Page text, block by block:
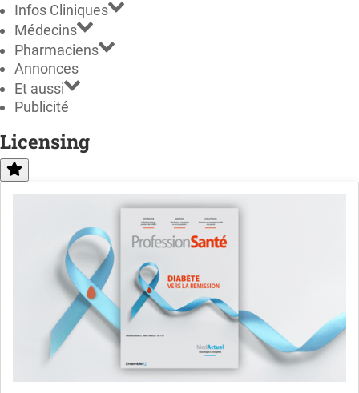
Infos Cliniques
Médecins
Pharmaciens
Annonces
Et aussi
Publicité
Licensing